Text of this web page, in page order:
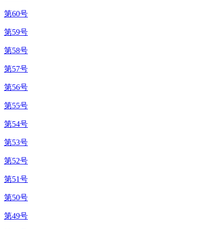
第60号
第59号
第58号
第57号
第56号
第55号
第54号
第53号
第52号
第51号
第50号
第49号